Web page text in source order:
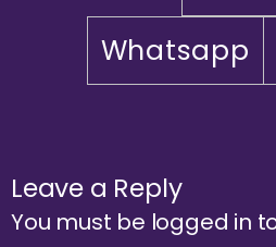
Whatsapp
Leave a Reply
You must be logged in